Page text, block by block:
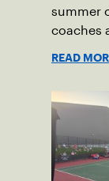
summer
coaches
READ